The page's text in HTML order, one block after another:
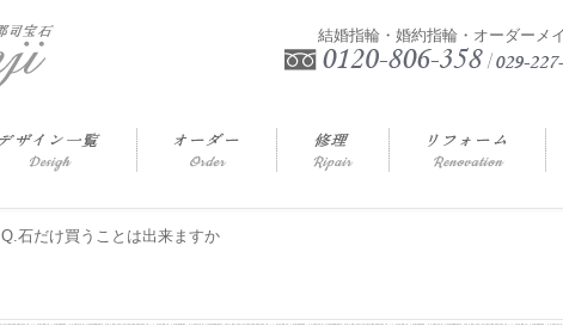
結婚指輪・婚約指輪・オーダーメ
Q.石だけ買うことは出来ますか